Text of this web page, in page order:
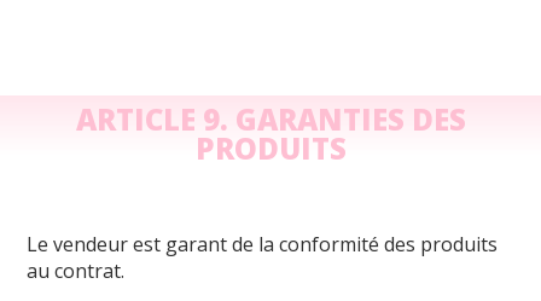
ARTICLE 9. GARANTIES DES
PRODUITS
Le vendeur est garant de la conformité des produits
au contrat.